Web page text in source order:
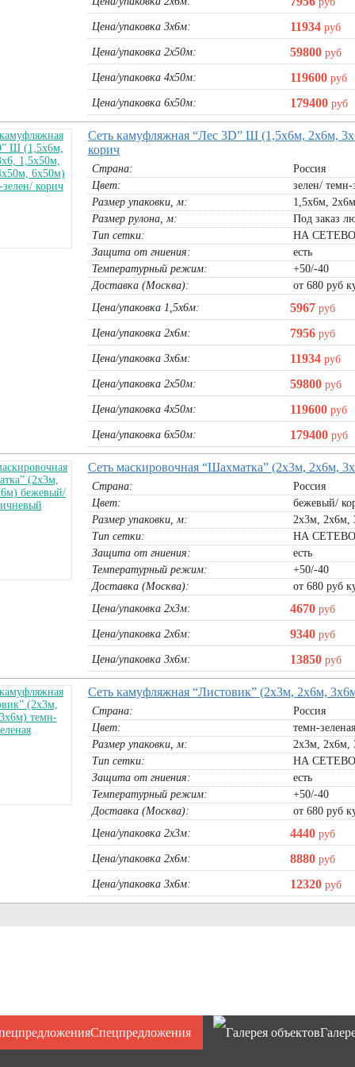
Green Защитный ТЕНТ Тарпаулин 120г/м.кв
(15х3м, 15х4м, 15х10м, 15х15м,
15х20м)
тент 15х3м:2925руб
тент 15х4м:3900руб
тент 15х10м:9750руб
тент 15х15м:14625руб
тент 15х20м:19500руб
В корзину
Баннер ограждение Штакетник
руб
В корзину
Скотч упаковочный 50ммх50м желтый
1 штука:70руб
В корзину
Защитный ТЕНТ из армированной
пленки 120г/м.кв (3х2м, 3х4м)
В корзину
Защитный ТЕНТ Тарпаулин 180г/м.кв
(6х3м, 6х4м, 6х5м, 6х8м, 6х10м)
тент 6х3м:1764
тент 6х4м:2352руб
тент 6х5м:2940руб
тент 6х8м:4704руб
тент 6х10м:
5880
тент 6х10м ОГНЕУПОРНЫЙ:12600руб
подъема груза HUCK (1 тонна)
В корзину
Цена/упаковка 3х6м: 11934 руб
Цена/упаковка 2х50м: 59800 руб
Цена/упаковка 4х50м: 119600 руб
Цена/упаковка 6х50м: 179400 руб
Сеть камуфляжная “Лес 3D” Ш (1,5х6м, 2х6м,
корич
Страна:
Россия
Цвет:
зелен/ темн-
Размер упаковки, м:
1,5х6м,
Размер рулона, м:
Под заказ
Тип сетки:
НА
Защита от гниения:
есть
Температурный режим:
+50/-40
Доставка (Москва):
от 680 руб
Цена/упаковка 1,5х6м:
5967 руб
Цена/упаковка 2х6м: 7956 руб
Цена/упаковка 3х6м: 11934 руб
Цена/упаковка 2х50м: 59800 руб
Цена/упаковка 4х50м: 119600 руб
Цена/упаковка 6х50м: 179400 руб
Сеть маскировочная “Шахматка” (2х3м, 2х6м,
Страна:
Россия
Цвет:
бежевый/
Размер упаковки, м:
2х3м, 2х6м,
Тип сетки:
НА
Защита от гниения:
есть
Температурный режим:
+50/-40
Доставка (Москва):
от 680 руб
Цена/упаковка 2х3м:
4670 руб
Цена/упаковка 2х6м: 9340 руб
Цена/упаковка 3х6м: 13850 руб
Сеть камуфляжная “Листовик” (2х3м, 2х6м,
Страна:
Россия
Цвет:
темн-зеленая
Размер упаковки, м:
2х3м, 2х6м,
Тип сетки:
НА
Защита от гниения:
есть
Температурный режим:
+50/-40
Доставка (Москва):
от 680 руб
Цена/упаковка 2х3м:
4440 руб
Цена/упаковка 2х6м: 8880 руб
Цена/упаковка 3х6м: 12320 руб
Спецпредложения